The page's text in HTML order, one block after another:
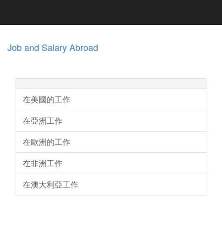
Job and Salary Abroad
在美國的工作
在亞洲工作
在歐洲的工作
在非洲工作
在澳大利亞工作